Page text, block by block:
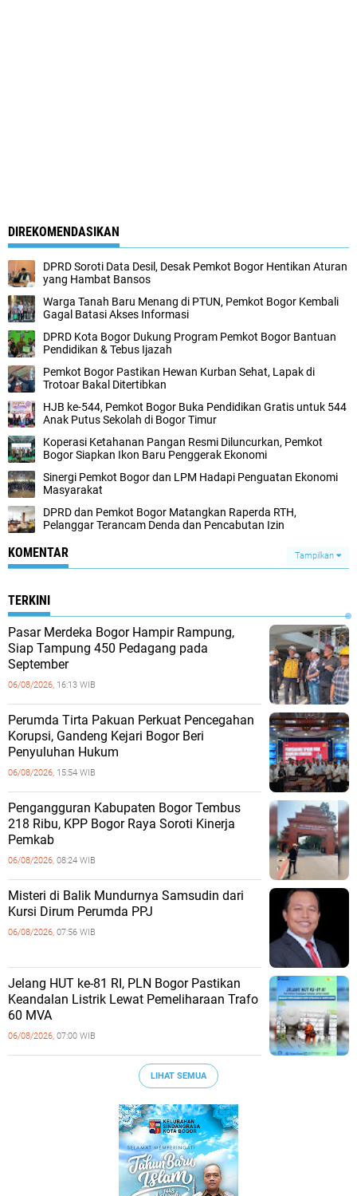
DIREKOMENDASIKAN
DPRD Soroti Data Desil, Desak Pemkot Bogor Hentikan Aturan
yang Hambat Bansos
Warga Tanah Baru Menang di PTUN, Pemkot Bogor Kembali
Gagal Batasi Akses Informasi
DPRD Kota Bogor Dukung Program Pemkot Bogor Bantuan
Pendidikan & Tebus Ijazah
Pemkot Bogor Pastikan Hewan Kurban Sehat, Lapak di
Trotoar Bakal Ditertibkan
HJB ke-544, Pemkot Bogor Buka Pendidikan Gratis untuk 544
Anak Putus Sekolah di Bogor Timur
Koperasi Ketahanan Pangan Resmi Diluncurkan, Pemkot
Bogor Siapkan Ikon Baru Penggerak Ekonomi
Sinergi Pemkot Bogor dan LPM Hadapi Penguatan Ekonomi
Masyarakat
DPRD dan Pemkot Bogor Matangkan Raperda RTH,
Pelanggar Terancam Denda dan Pencabutan Izin
KOMENTAR Tampilkan
TERKINI
Pasar Merdeka Bogor Hampir Rampung,
Siap Tampung 450 Pedagang pada
September
06/08/2026, 16:13 WIB
Perumda Tirta Pakuan Perkuat Pencegahan
Korupsi, Gandeng Kejari Bogor Beri
Penyuluhan Hukum
06/08/2026, 15:54 WIB
Pengangguran Kabupaten Bogor Tembus
218 Ribu, KPP Bogor Raya Soroti Kinerja
Pemkab
06/08/2026, 08:24 WIB
Misteri di Balik Mundurnya Samsudin dari
Kursi Dirum Perumda PPJ
06/08/2026, 07:56 WIB
Jelang HUT ke-81 RI, PLN Bogor Pastikan
Keandalan Listrik Lewat Pemeliharaan Trafo
60 MVA
06/08/2026, 07:00 WIB
LIHAT SEMUA